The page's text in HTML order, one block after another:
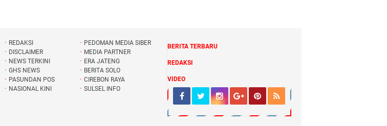
REDAKSI
PEDOMAN MEDIA SIBER
DISCLAIMER
MEDIA PARTNER
NEWS TERKINI
ERA JATENG
GHS NEWS
BERITA SOLO
PASUNDAN POS
CIREBON RAYA
NASIONAL KINI SULSEL INFO
BERITA TERBARU
REDAKSI
VIDEO